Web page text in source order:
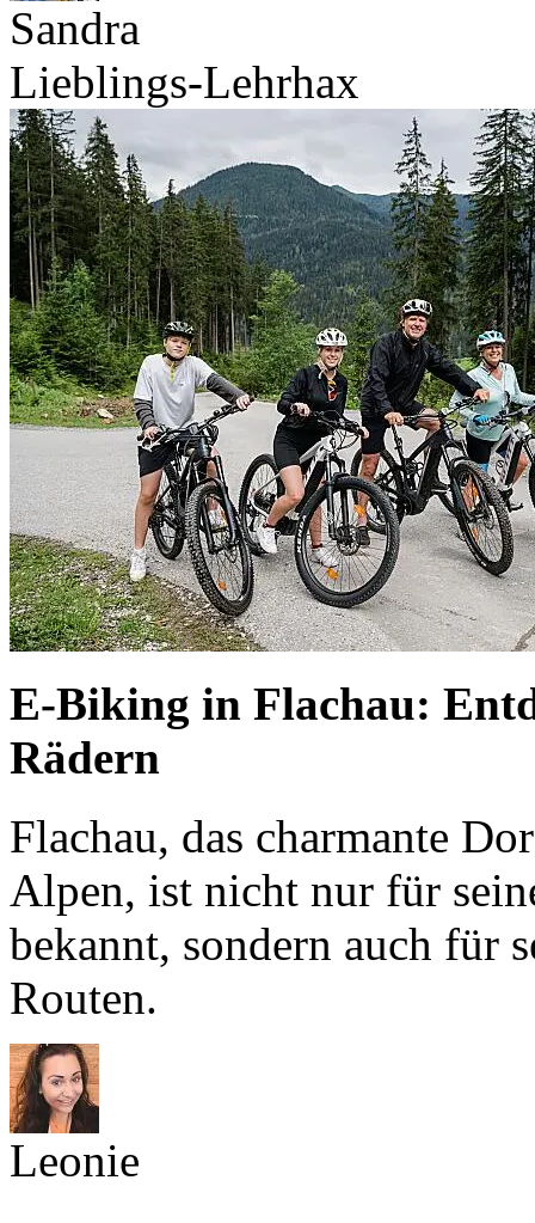
Sandra
Lieblings-Lehrhax
E-Biking in Flachau:
Rädern
Flachau, das charmante
Alpen, ist nicht nur für
bekannt, sondern auch für
Routen.
Leonie